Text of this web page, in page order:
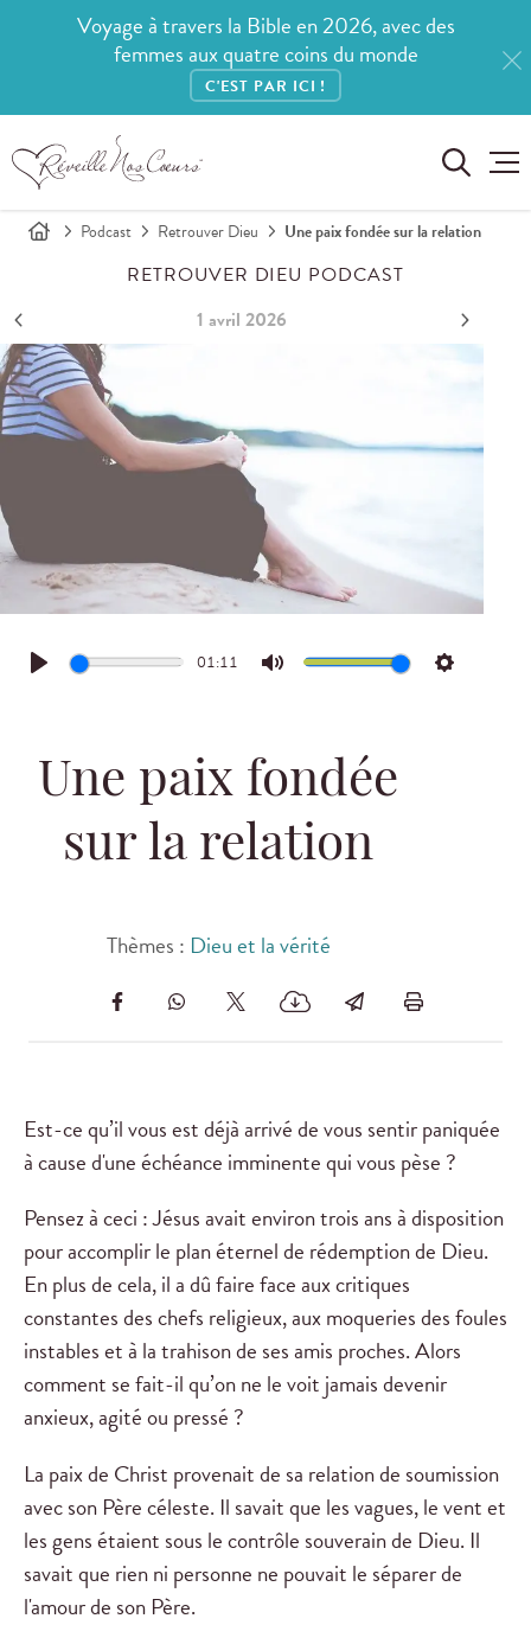
Voyage à travers la Bible en 2026, avec des
femmes aux quatre coins du monde
C'EST PAR ICI !
Podcast Retrouver Dieu Une paix fondée sur la relation
RETROUVER DIEU PODCAST
1 avril 2026
Play
01:11
Mute Settings
Une paix fondée
sur la relation
Thèmes : Dieu et la vérité
Est-ce qu’il vous est déjà arrivé de vous sentir paniquée
à cause d'une échéance imminente qui vous pèse ?
Pensez à ceci : Jésus avait environ trois ans à disposition
pour accomplir le plan éternel de rédemption de Dieu.
En plus de cela, il a dû faire face aux critiques
constantes des chefs religieux, aux moqueries des foules
instables et à la trahison de ses amis proches. Alors
comment se fait-il qu’on ne le voit jamais devenir
anxieux, agité ou pressé ?
La paix de Christ provenait de sa relation de soumission
avec son Père céleste. Il savait que les vagues, le vent et
les gens étaient sous le contrôle souverain de Dieu. Il
savait que rien ni personne ne pouvait le séparer de
l'amour de son Père.